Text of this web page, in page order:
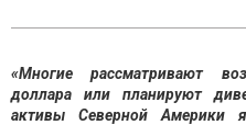
«Многие рассматривают
доллара или планируют
активы Северной Америки